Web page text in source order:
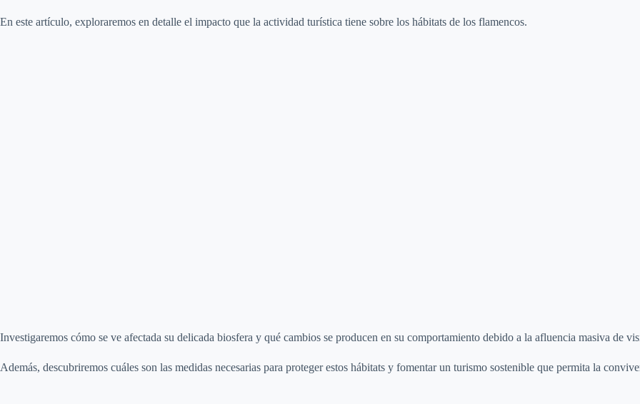
En este artículo, exploraremos en detalle el impacto que la actividad turística tiene sobre los hábitats de los flamencos.
Investigaremos cómo se ve afectada su delicada biosfera y qué cambios se producen en su comportamiento debido a la afluencia masiva de
Además, descubriremos cuáles son las medidas necesarias para proteger estos hábitats y fomentar un turismo sostenible que permita la